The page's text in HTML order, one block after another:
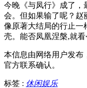
今晚《与凤行》成了，
会。但如果输了呢？赵
像原著大结局的行止一
壳。能否凤凰涅槃,就看
本信息由网络用户发布
官方联系确认。
标签 : 休闲娱乐